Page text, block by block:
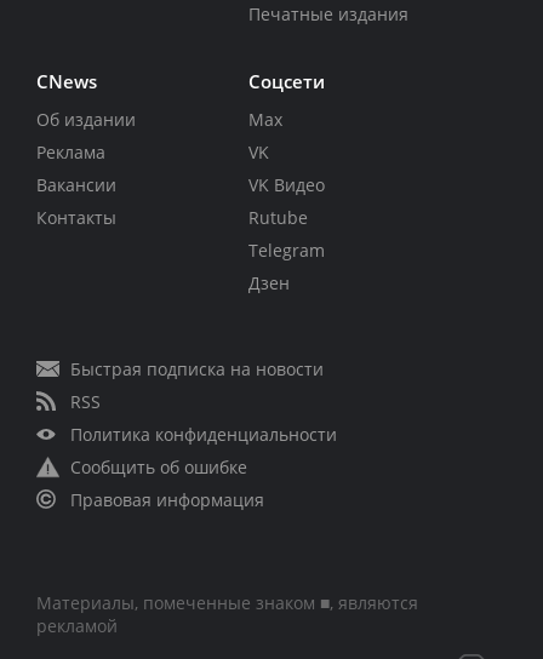
Печатные издания
CNews
Об издании
Реклама
Вакансии
Контакты
Соцсети
Max
VK
VK Видео
Rutube
Telegram
Дзен
Быстрая подписка на новости
RSS
Политика конфиденциальности
Сообщить об ошибке
Правовая информация
Материалы, помеченные знаком ■, являются
рекламой